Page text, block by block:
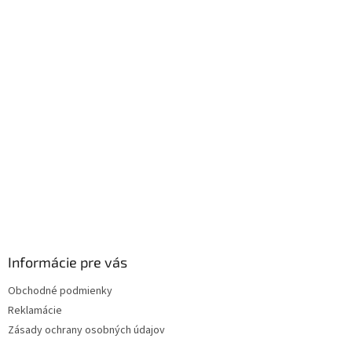
Informácie pre vás
Obchodné podmienky
Reklamácie
Zásady ochrany osobných údajov